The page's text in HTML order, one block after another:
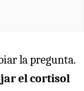
la pregunta.
el cortisol